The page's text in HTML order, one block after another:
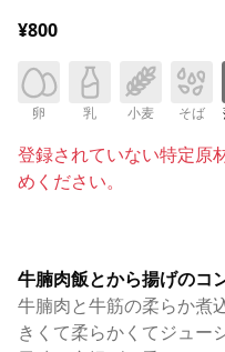
¥800
卵 乳 小麦 そば
登録されていない特定原
めください。
牛腩肉飯とから揚げのコ
牛腩肉と牛筋の柔らか煮
きくて柔らかくてジュー